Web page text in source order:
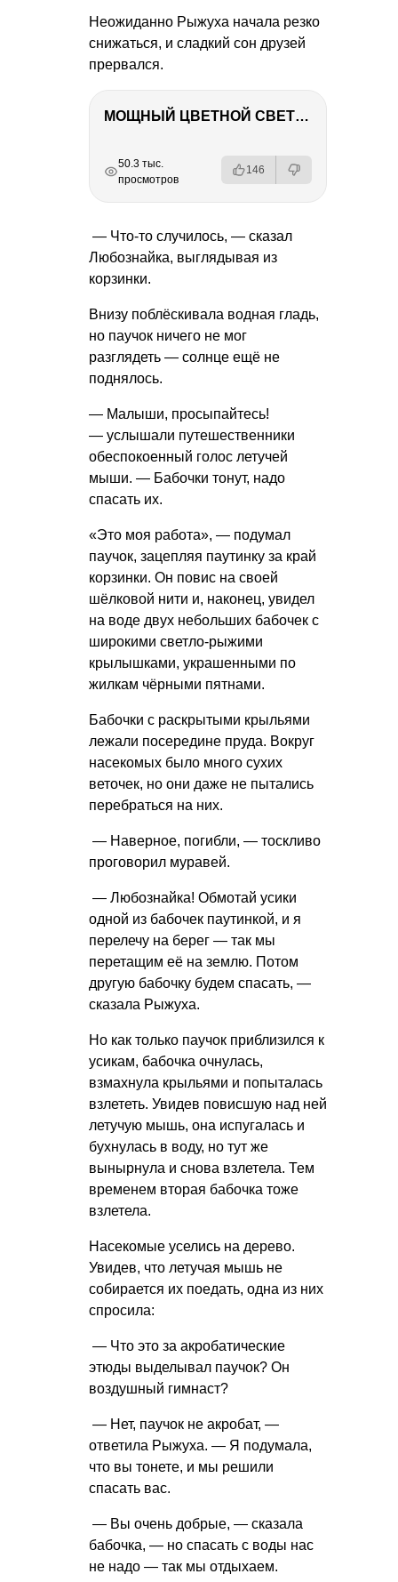
Неожиданно Рыжуха начала резко
снижаться, и сладкий сон друзей
прервался.
МОЩНЫЙ ЦВЕТНОЙ СВЕТ – NANLITE FC-500C
РЕКЛАМА
РЕКЛАМА
РЕКЛАМА
50.3 тыс.
просмотров
146
— Что-то случилось, — сказал
Любознайка, выглядывая из
корзинки.
Внизу поблёскивала водная гладь,
но паучок ничего не мог
разглядеть — солнце ещё не
поднялось.
— Малыши, просыпайтесь!
— услышали путешественники
обеспокоенный голос летучей
мыши. — Бабочки тонут, надо
спасать их.
«Это моя работа», — подумал
паучок, зацепляя паутинку за край
корзинки. Он повис на своей
шёлковой нити и, наконец, увидел
на воде двух небольших бабочек с
широкими светло-рыжими
крылышками, украшенными по
жилкам чёрными пятнами.
Бабочки с раскрытыми крыльями
лежали посередине пруда. Вокруг
насекомых было много сухих
веточек, но они даже не пытались
перебраться на них.
— Наверное, погибли, — тоскливо
проговорил муравей.
— Любознайка! Обмотай усики
одной из бабочек паутинкой, и я
перелечу на берег — так мы
перетащим её на землю. Потом
другую бабочку будем спасать, —
сказала Рыжуха.
Но как только паучок приблизился к
усикам, бабочка очнулась,
взмахнула крыльями и попыталась
взлететь. Увидев повисшую над ней
летучую мышь, она испугалась и
бухнулась в воду, но тут же
вынырнула и снова взлетела. Тем
временем вторая бабочка тоже
взлетела.
Насекомые уселись на дерево.
Увидев, что летучая мышь не
собирается их поедать, одна из них
спросила:
— Что это за акробатические
этюды выделывал паучок? Он
воздушный гимнаст?
— Нет, паучок не акробат, —
ответила Рыжуха. — Я подумала,
что вы тонете, и мы решили
спасать вас.
— Вы очень добрые, — сказала
бабочка, — но спасать с воды нас
не надо — так мы отдыхаем.